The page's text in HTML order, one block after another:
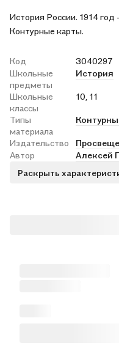
История России. 1914 год
Контурные карты.
Код
3040297
Школьные
предметы
История
Школьные
классы
10, 11
Типы
материала
Издательство
Автор
Алексей
Раскрыть